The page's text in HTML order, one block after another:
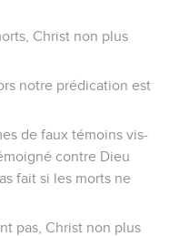
Christ non plus
notre prédication est
de faux témoins vis-
contre Dieu
fait si les morts ne
pas, Christ non plus